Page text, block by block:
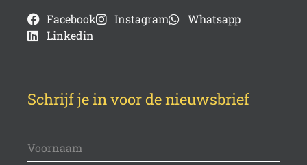
Facebook Instagram
Whatsapp
Linkedin
Schrijf je in voor de nieuwsbrief
Voornaam